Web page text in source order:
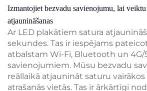
Izmantojiet bezvadu savienojumu, lai veiktu
atjaunināšanas
Ar LED plakātiem satura
sekundes. Tas ir iespējams
atbalstam Wi-Fi, Bluetooth un 4G/
savienojumiem. Mūsu bezvadu
reāllaikā atjaunināt saturu vairākos
atrašanās vietās. Tas ir ārkārtīgi